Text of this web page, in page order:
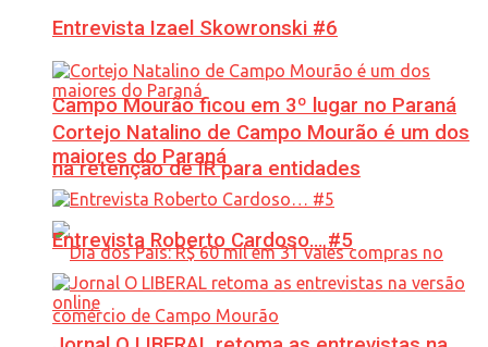
Campo Mourão ficou em 3º lugar no Paraná
na retenção de IR para entidades
Entrevista Izael Skowronski #6
Cortejo Natalino de Campo Mourão é um dos
maiores do Paraná
Entrevista Roberto Cardoso… #5